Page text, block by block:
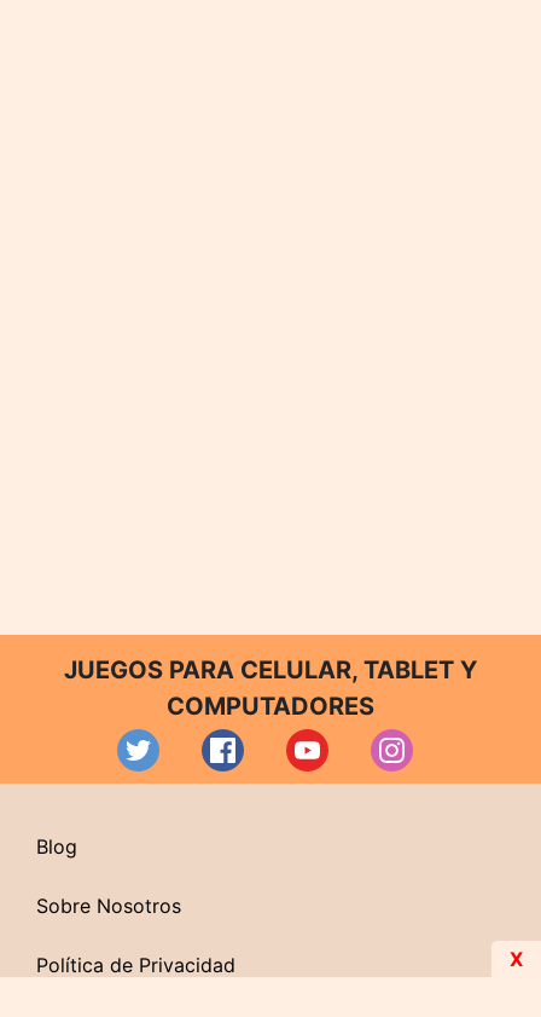
JUEGOS PARA CELULAR, TABLET Y
COMPUTADORES
Blog
Sobre Nosotros
Política de Privacidad X